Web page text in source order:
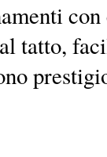
tatto,